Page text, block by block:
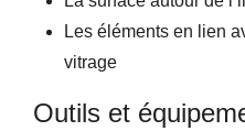
Les éléments en lien
vitrage
Outils et